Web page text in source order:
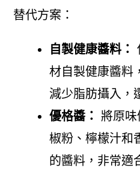
替代方案：
自製健康醬料：
材自製健康醬料
減少脂肪攝入，
優格醬： 將原味
椒粉、檸檬汁和
的醬料，非常適